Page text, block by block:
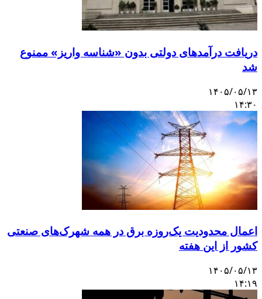
دریافت درآمدهای دولتی بدون «شناسه واریز» ممنوع
شد
۱۴۰۵/۰۵/۱۳
۱۴:۳۰
اعمال محدودیت یک‌روزه برق در همه شهرک‌های صنعتی
کشور از این هفته
۱۴۰۵/۰۵/۱۳
۱۴:۱۹